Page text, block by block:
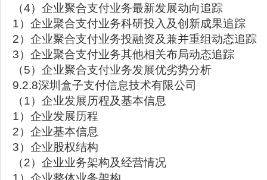
（4）企业聚合支付业务最新发展动向追踪
1）企业聚合支付业务科研投入及创新成果追踪
2）企业聚合支付业务投融资及兼并重组动态追踪
3）企业聚合支付业务其他相关布局动态追踪
（5）企业聚合支付业务发展优劣势分析
9.2.8深圳盒子支付信息技术有限公司
（1）企业发展历程及基本信息
1）企业发展历程
2）企业基本信息
3）企业股权结构
（2）企业业务架构及经营情况